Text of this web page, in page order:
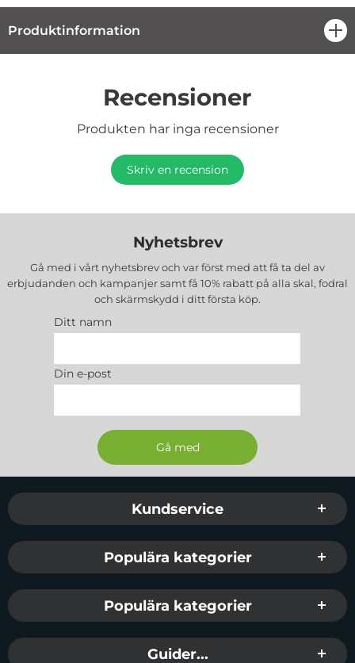
Produktinformation
Recensioner
Produkten har inga recensioner
Skriv en recension
Nyhetsbrev
Gå med i vårt nyhetsbrev och var först med att få ta del av
erbjudanden och kampanjer samt få 10% rabatt på alla skal, fodral
och skärmskydd i ditt första köp.
Ditt namn
Din e-post
Sidfot Blandad info och länkar
Kundservice
Populära kategorier
Populära kategorier
Guider...